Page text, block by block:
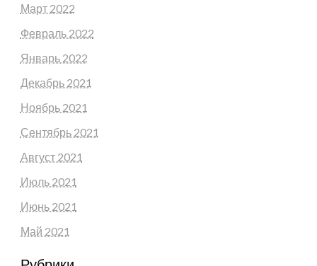
Март 2022
Февраль 2022
Январь 2022
Декабрь 2021
Ноябрь 2021
Сентябрь 2021
Август 2021
Июль 2021
Июнь 2021
Май 2021